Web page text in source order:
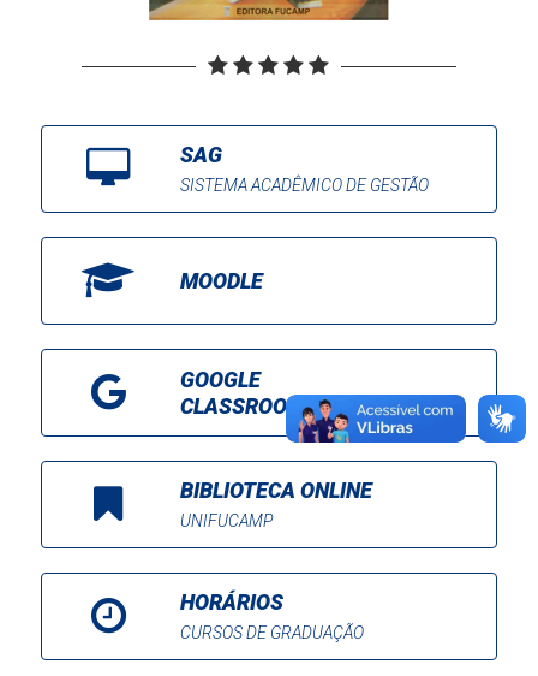
SAG
SISTEMA ACADÊMICO DE GESTÃO
MOODLE
GOOGLE
CLASSROOM
BIBLIOTECA ONLINE
UNIFUCAMP
HORÁRIOS
CURSOS DE GRADUAÇÃO